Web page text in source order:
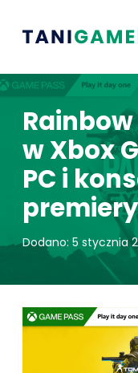
w Xbox
PC i
Dodano: 5 stycznia